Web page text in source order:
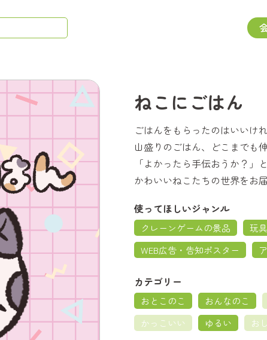
ねこにごはん
ごはんをもらったのはいいけ
山盛りのごはん、どこまで
「よかったら手伝おうか？
かわいいねこたちの世界をお
使ってほしいジャンル
クレーンゲームの景品 玩
WEB広告・告知ポスター
カテゴリー
おとこのこ おんなのこ
かっこいい
ゆるい お